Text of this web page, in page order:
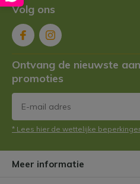
Volg ons
Ontvang de nieuwste
promoties
* Lees hier de wettelijke
Meer informatie